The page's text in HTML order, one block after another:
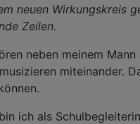
neuen Wirkungskreis
Zeilen.
neben meinem
miteinander.
ich als